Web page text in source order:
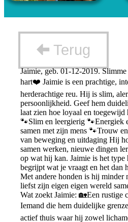
Terug
Jaimie, geb. 01-12-2019.
hart❤️ Jaimie is een prachtige,
herderachtige reu. Hij is slim,
persoonlijkheid. Geef hem
laat zien hoe loyaal en
🐾Slim en leergierig 🐾Energiek
samen met zijn mens 🐾Trouw
van beweging en uitdaging Hij
samen werken, nieuwe dingen
op wat hij kan. Jaimie is het type
begrijpt wat je vraagt en het dan
Met andere honden is hij
liefst zijn eigen eigen wereld
Wat zoekt Jaimie: 🏡Een rustige
Iemand die hem duidelijke
actief thuis waar hij zowel